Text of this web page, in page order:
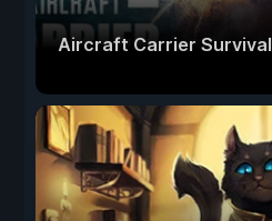
Aircraft Carrier Survival